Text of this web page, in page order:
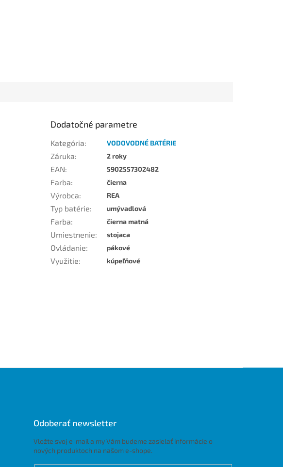
Dodatočné parametre
Kategória: VODOVODNÉ BATÉRIE
Záruka: 2 roky
EAN: 5902557302482
Farba: čierna
Výrobca: REA
Typ batérie: umývadlová
Farba: čierna matná
Umiestnenie: stojaca
Ovládanie: pákové
Využitie: kúpeľňové
Odoberať newsletter
Vložte svoj e-mail a my Vám budeme zasielať informácie o
nových produktoch na našom e-shope.